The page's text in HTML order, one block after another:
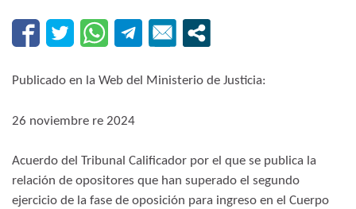
Publicado en la Web del Ministerio de Justicia:
26 noviembre re 2024
Acuerdo del Tribunal Calificador por el que se publica la
relación de opositores que han superado el segundo
ejercicio de la fase de oposición para ingreso en el Cuerpo